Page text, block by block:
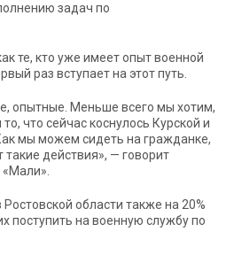
задач по
те, кто уже имеет опыт военной
раз вступает на этот путь.
опытные. Меньше всего мы хотим,
что сейчас коснулось Курской и
мы можем сидеть на гражданке,
такие действия», — говорит
области также на 20%
поступить на военную службу по